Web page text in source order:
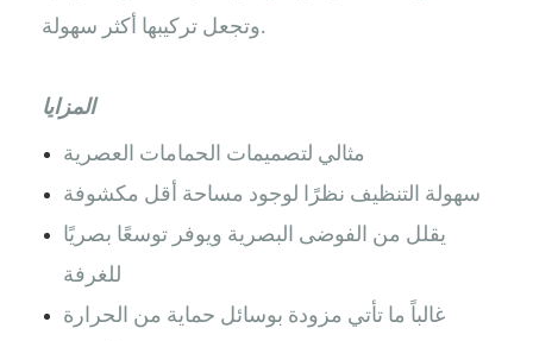
وتجعل تركيبها أكثر سهولة.
المزايا
مثالي لتصميمات الحمامات العصرية
سهولة التنظيف نظرًا لوجود مساحة أقل مكشوفة
يقلل من الفوضى البصرية ويوفر توسعًا بصريًا
للغرفة
غالباً ما تأتي مزودة بوسائل حماية من الحرارة